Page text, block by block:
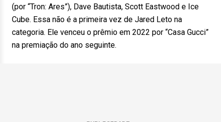
(por “Tron: Ares”), Dave Bautista, Scott Eastwood e Ice
Cube. Essa não é a primeira vez de Jared Leto na
categoria. Ele venceu o prêmio em 2022 por “Casa Gucci”
na premiação do ano seguinte.